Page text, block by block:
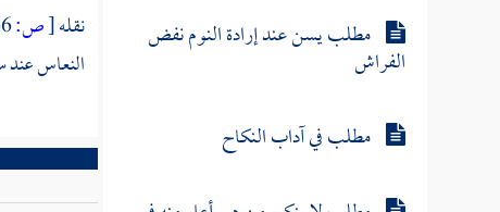
مطلب يسن عند إرادة النوم نفض
الفراش
مطلب في آداب النكاح
نقله[ص:366 ]
النعاس عند